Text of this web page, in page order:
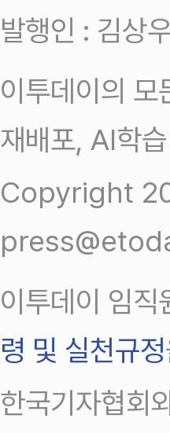
발행인 : 김상
이투데이의
재배포, AI학
Copyright
이투데이 임
령 및 실천규정
한국기자협회